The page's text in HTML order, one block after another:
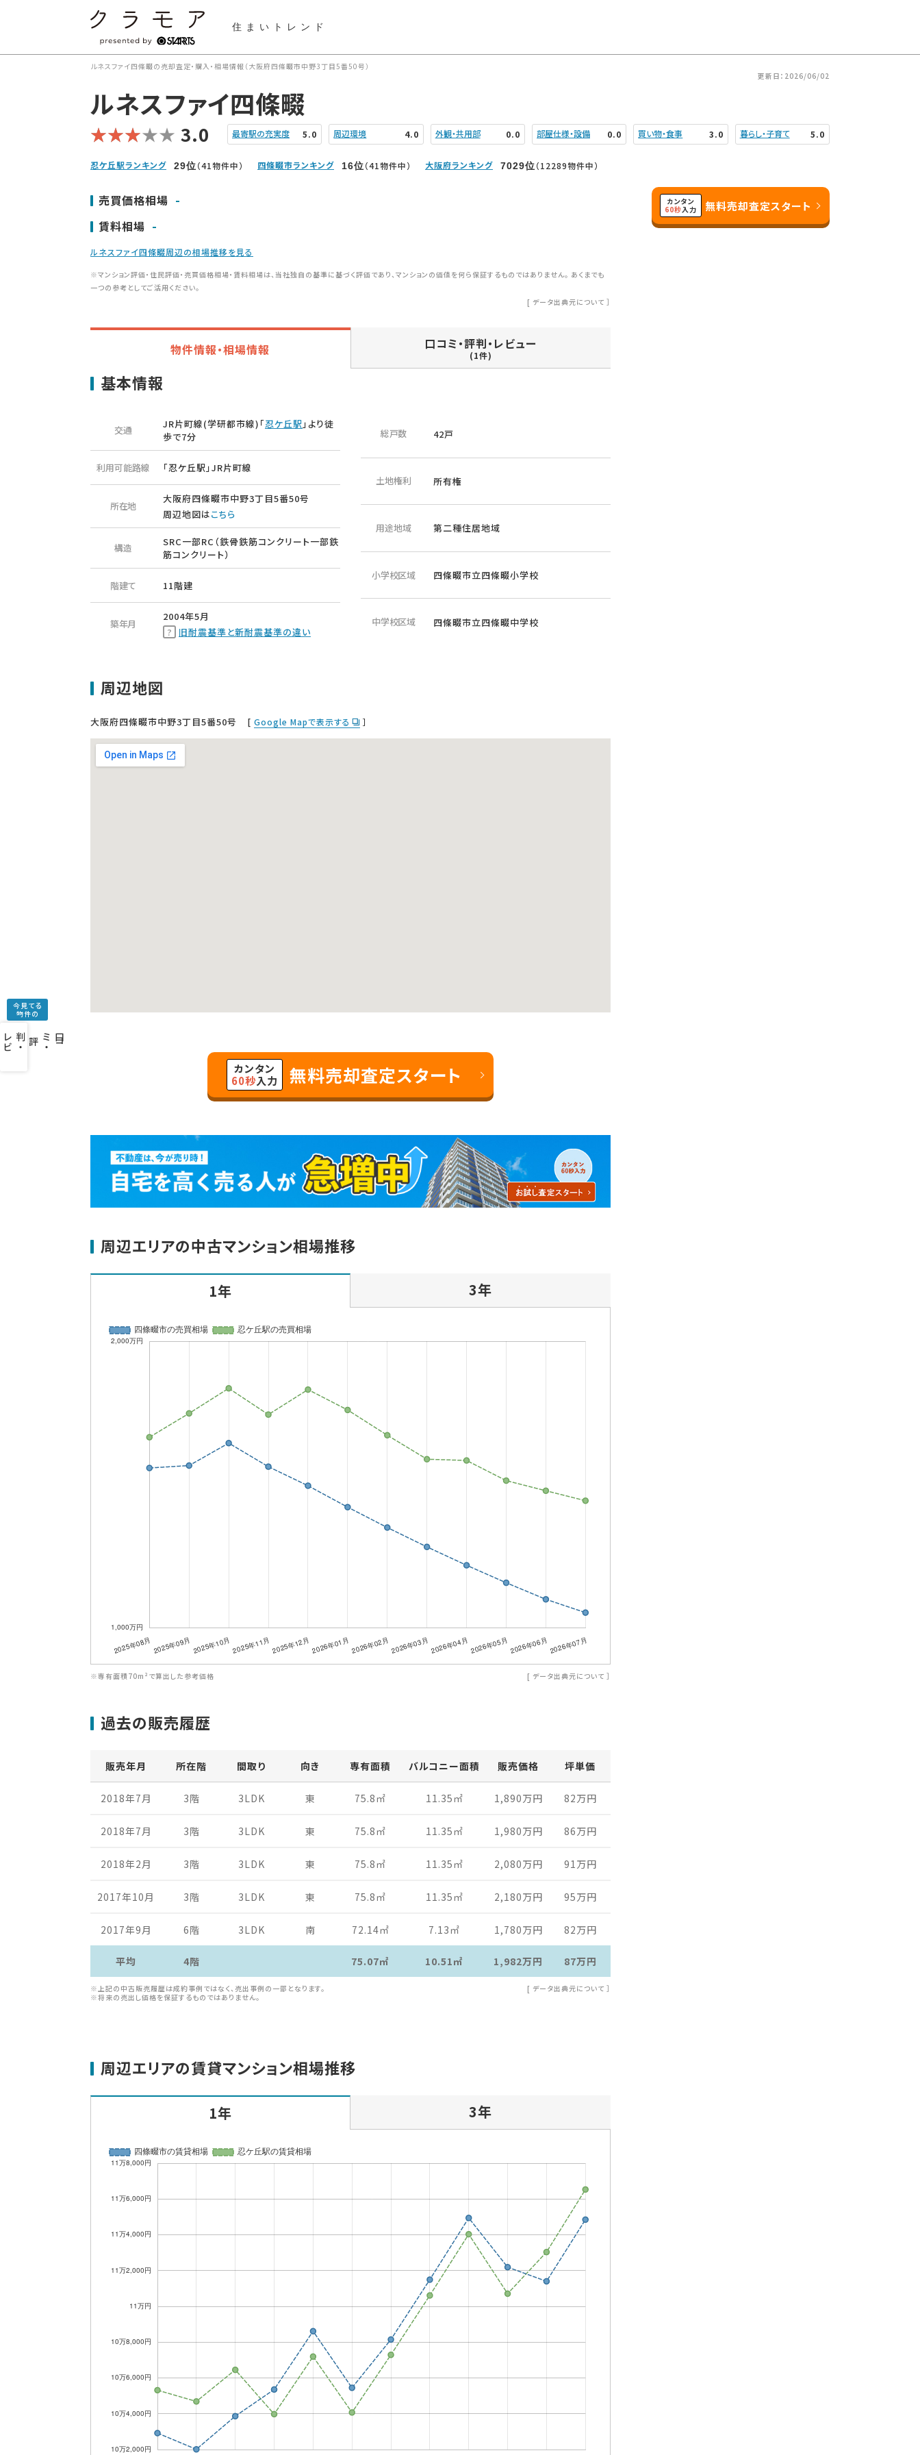
住まいトレンド
ルネスファイ四條畷の売却査定・購入・相場情報（大阪府四條畷市中野3丁目5番50号）
更新日：2026/06/02
ルネスファイ四條畷
3.0 最寄駅の充実度 5.0 周辺環境 4.0 外観・共用部 0.0 部屋仕様・設備 0.0 買い物・食事 3.0 暮らし・子育て 5.0
忍ケ丘駅ランキング 29位（41物件中） 四條畷市ランキング 16位（41物件中） 大阪府ランキング 7029位（12289物件中）
今見てる
物件の
口
コ
ミ
・
評 判
・
レ
ビ
ュ
ー
を
み
売買価格相場 -
賃料相場 -
ルネスファイ四條畷周辺の相場推移を見る
※マンション評価・住民評価・売買価格相場・賃料相場は、当社独自の基準に基づく評価であり、マンションの価値を何ら保証するものではありません。 あくまでも
一つの参考としてご活用ください。
[ データ出典元について ］
物件情報・相場情報 口コミ・評判・レビュー
(1件)
基本情報
交通 JR片町線(学研都市線)「忍ケ丘駅 」より徒
歩で7分
利用可能路線 「忍ケ丘駅」JR片町線
所在地
大阪府四條畷市中野3丁目5番50号
周辺地図はこちら
構造
SRC一部RC（鉄骨鉄筋コンクリート一部鉄
筋コンクリート）
階建て 11階建
築年月
2004年5月
旧耐震基準と新耐震基準の違い
総戸数 42戸
土地権利 所有権
用途地域 第二種住居地域
小学校区域 四條畷市立四條畷小学校
中学校区域 四條畷市立四條畷中学校
周辺地図
大阪府四條畷市中野3丁目5番50号 [ Google Mapで表示する ］
カンタン
60秒入力 無料売却査定スタート
周辺エリアの中古マンション相場推移
1年 3年
※専有面積70m²で算出した参考価格 [ データ出典元について ］
過去の販売履歴
販売年月 所在階 間取り 向き 専有面積 バルコニー面積 販売価格 坪単価
2018年7月 3階 3LDK 東 75.8 ㎡ 11.35 ㎡ 1,890万円 82万円
2018年7月 3階 3LDK 東 75.8 ㎡ 11.35 ㎡ 1,980万円 86万円
2018年2月 3階 3LDK 東 75.8 ㎡ 11.35 ㎡ 2,080万円 91万円
2017年10月 3階 3LDK 東 75.8 ㎡ 11.35 ㎡ 2,180万円 95万円
2017年9月 6階 3LDK 南 72.14㎡ 7.13 ㎡ 1,780万円 82万円
平均 4階 75.07㎡ 10.51㎡ 1,982万円 87万円
※上記の中古販売履歴は成約事例ではなく、売出事例の一部となります。
※将来の売出し価格を保証するものではありません。
[ データ出典元について ］
周辺エリアの賃貸マンション相場推移
1年 3年
カンタン
60秒入力 無料売却査定スタート